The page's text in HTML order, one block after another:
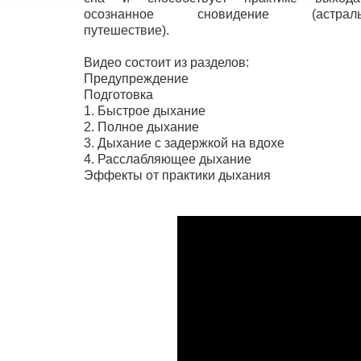
осознанное сновидение
путешествие).
Видео состоит из разделов:
Предупреждение
Подготовка
1. Быстрое дыхание
2. Полное дыхание
3. Дыхание с задержкой на вдохе
4. Расслабляющее дыхание
Эффекты от практики дыхания